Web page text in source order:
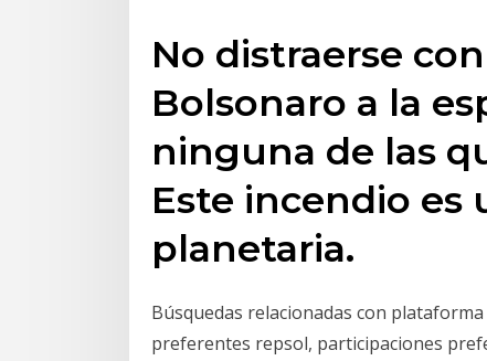
No distraerse
Bolsonaro a la
ninguna de las
Este incendio es
planetaria.
Búsquedas relacionadas con
preferentes repsol, participaciones